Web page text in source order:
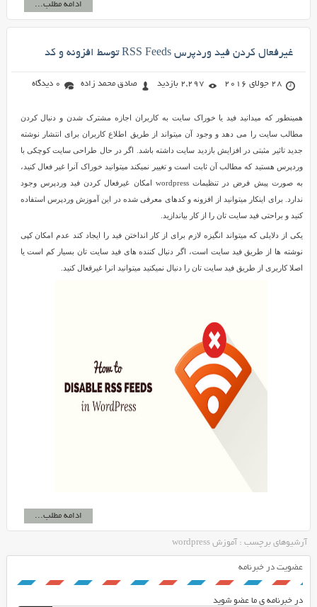
ادامه مطلب...
غیرفعال کردن فید وردپرس RSS Feeds توسط افزونه و کد
28 جولای 2016 2,297 بازدید صادق محمد زاده 0 دیدگاه
همینطور که میدانید فید یا خوراک سایت به کاربران اجازه مشترک شدن و دنبال کردن
مطالب سایت را می دهد و وجود آن میتواند از طریق اطلاع کاربران برای انتشار نوشته
جدید تاثیر مثبتی در افزایش بازدید سایت داشته باشد. اگر در حال طراحی سایت کوچکی با
وردپرس هستید که مطالب آن ثابت است و تغییر نمیکند میتوانید خوراک آنرا غیر فعال کنید،
به صورت پیش فرض در تنظیمات wordpress امکان غیرفعال کردن فید وردپرس وجود
ندارد. برای اینکار میتوانید از افزونه و کدهای معرفی شده در این آموزش وردپرس استفاده
کنید و براحتی فید سایت تان را از کار بیاندازید.
یکی از دلایلی که میتواند انگیزه لازم برای از کار انداختن فید را ایجاد کند عدم امکان کپی
نوشته ها از طریق فید سایت است، اگر دنبال کننده های فید سایت تان بسیار کم است یا
اصلا کاربری از طریق فید سایت تان را دنبال نمیکنید میتوانید انرا غیرقعال کنید.
ادامه مطلب...
آرشیوهای برچسب : آموزش wordpress
عضویت در خبرنامه
در خبرنامه ی ما عضو شوید